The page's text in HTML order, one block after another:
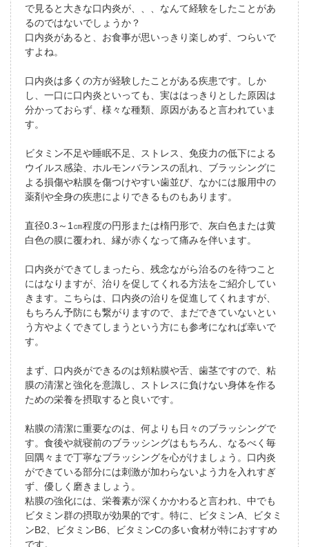
で見ると大きな口内炎が、、、なんて経験をしたことがあ
るのではないでしょうか？
口内炎があると、お食事が思いっきり楽しめず、つらいで
すよね。
口内炎は多くの方が経験したことがある疾患です。しか
し、一口に口内炎といっても、実ははっきりとした原因は
分かっておらず、様々な種類、原因があると言われていま
す。
ビタミン不足や睡眠不足、ストレス、免疫力の低下による
ウイルス感染、ホルモンバランスの乱れ、ブラッシングに
よる損傷や粘膜を傷つけやすい歯並び、なかには服用中の
薬剤や全身の疾患によりできるものもあります。
直径0.3～1㎝程度の円形または楕円形で、灰白色または黄
白色の膜に覆われ、縁が赤くなって痛みを伴います。
口内炎ができてしまったら、残念ながら治るのを待つこと
にはなりますが、治りを促してくれる方法をご紹介してい
きます。こちらは、口内炎の治りを促進してくれますが、
もちろん予防にも繋がりますので、まだできていないとい
う方やよくできてしまうという方にも参考になれば幸いで
す。
まず、口内炎ができるのは頬粘膜や舌、歯茎ですので、粘
膜の清潔と強化を意識し、ストレスに負けない身体を作る
ための栄養を摂取すると良いです。
粘膜の清潔に重要なのは、何よりも日々のブラッシングで
す。食後や就寝前のブラッシングはもちろん、なるべく毎
回隅々まで丁寧なブラッシングを心がけましょう。口内炎
ができている部分には刺激が加わらないよう力を入れすぎ
ず、優しく磨きましょう。
粘膜の強化には、栄養素が深くかかわると言われ、中でも
ビタミン群の摂取が効果的です。特に、ビタミンA、ビタミ
ンB2、ビタミンB6、ビタミンCの多い食材が特におすすめ
です。